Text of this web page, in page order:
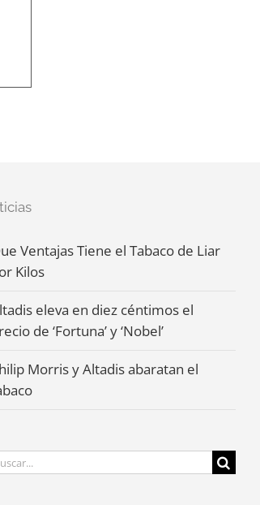
Ventajas Tiene el Tabaco de Liar
Kilos
eleva en diez céntimos el
de ‘Fortuna’ y ‘Nobel’
Morris y Altadis abaratan el